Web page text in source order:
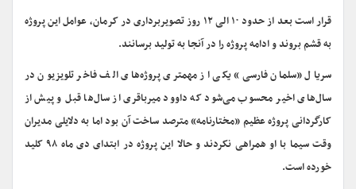
قرار است بعد از حدود ۱۰ الی ۱۲ روز تصویربرداری در کرمان، عوامل این پروژه
به قشم بروند و ادامه پروژه را در آنجا به تولید برسانند.
سریال «سلمان فارسی» یکی از مهمتری پروژه‌های الف فاخر تلویزیون در
سال‌های اخیر محسوب می‌شود که داوود میرباقری از سال‌ها قبل و پیش از
کارگردانی پروژه عظیم «مختارنامه» مترصد ساخت آن بود اما به دلایلی مدیران
وقت سیما با او همراهی نکردند و حالا این پروژه در ابتدای دی ماه ۹۸ کلید
خورده است.